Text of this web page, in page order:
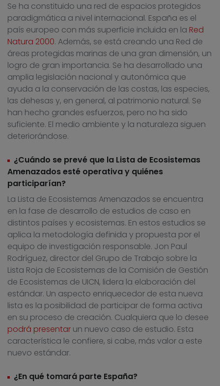
Se ha constituido una red de espacios protegidos
paradigmática a nivel internacional. España es el
país europeo con más superficie incluida en la Red
Natura 2000. Además, se está creando una Red de
áreas protegidas marinas de una gran dimensión, un
logro de gran importancia. Se ha desarrollado una
amplia legislación nacional y autonómica que
ayuda a la conservación de las costas, las especies,
las dehesas y, en general, al patrimonio natural. Se
han hecho grandes esfuerzos, pero no ha sido
suficiente. El medio ambiente y la naturaleza siguen
deteriorándose.
¿Cuándo se prevé que la Lista de Ecosistemas
Amenazados esté operativa y quiénes
participarían?
La Lista de Ecosistemas Amenazados se encuentra
en la fase de desarrollo de estudios de caso en
distintos países y ecosistemas. En estos estudios se
aplica la metodología definida y propuesta por el
equipo de investigación responsable. Jon Paul
Rodríguez, director del Grupo de Trabajo sobre la
Lista Roja de Ecosistemas de la Comisión de Gestión
de Ecosistemas de UICN, lidera la elaboración del
estándar. Un aspecto enriquecedor de esta nueva
lista es la posibilidad de participar de forma activa
en su proceso de creación. Cualquiera que lo desee
podrá presentar un nuevo caso de estudio. Esta
característica le confiere, si cabe, más valor a este
nuevo estándar.
¿En qué tomará parte España?